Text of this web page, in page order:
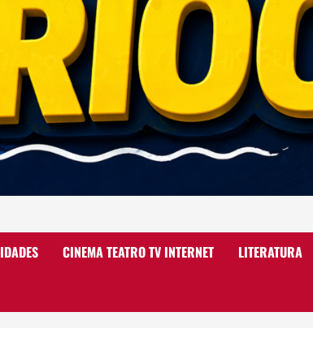
CINEMA TEATRO TV INTERNET LITERATURA